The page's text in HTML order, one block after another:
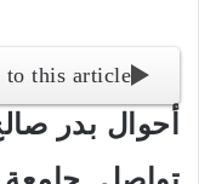
ر
to this article
أحوال بدر